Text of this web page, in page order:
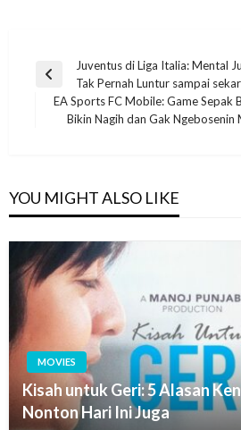
Post
navigation
Previous
Post
Juventus di Liga Italia: Mental
Tak Pernah Luntur sampai
Next
EA Sports FC Mobile: Game Sepak
Bikin Nagih dan Gak Ngebosenin
YOU MIGHT ALSO LIKE
MOVIES
Kisah untuk Geri: 5 Alasan
Nonton Hari Ini Juga